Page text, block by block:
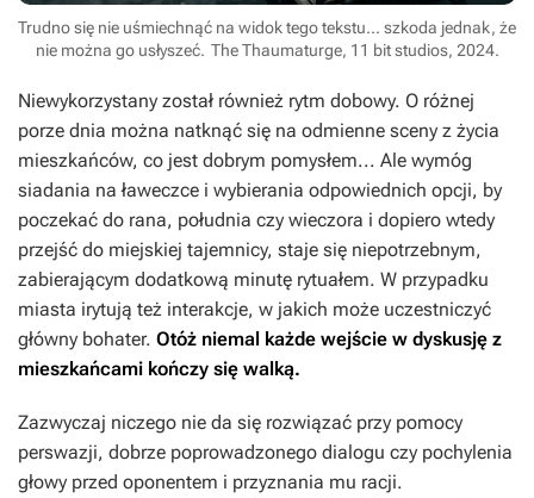
Trudno się nie uśmiechnąć na widok tego tekstu... szkoda jednak, że
nie można go usłyszeć. The Thaumaturge, 11 bit studios, 2024.
Niewykorzystany został również rytm dobowy. O różnej
porze dnia można natknąć się na odmienne sceny z życia
mieszkańców, co jest dobrym pomysłem... Ale wymóg
siadania na ławeczce i wybierania odpowiednich opcji, by
poczekać do rana, południa czy wieczora i dopiero wtedy
przejść do miejskiej tajemnicy, staje się niepotrzebnym,
zabierającym dodatkową minutę rytuałem. W przypadku
miasta irytują też interakcje, w jakich może uczestniczyć
główny bohater. Otóż niemal każde wejście w dyskusję z
mieszkańcami kończy się walką.
Zazwyczaj niczego nie da się rozwiązać przy pomocy
perswazji, dobrze poprowadzonego dialogu czy pochylenia
głowy przed oponentem i przyznania mu racji.